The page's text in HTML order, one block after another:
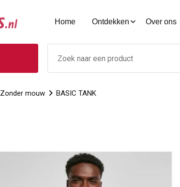
Home Ontdekken Over ons
Zonder mouw BASIC TANK